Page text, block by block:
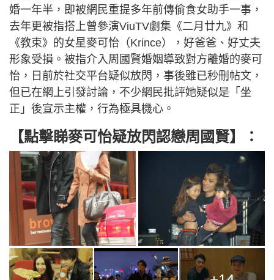
婚一年半，即被網民重提多年前傳偷食女助手一事，
去年更被指搭上曾參演ViuTV劇集《二月廿九》和
《教束》的女星麥可怡（Krince），好爸爸、好丈夫
形象受損。被指介入周國賢婚姻導致對方離婚的麥可
怡，日前於社交平台疑似放閃，事後雖已秒刪帖文，
但已在網上引發討論，不少網民批評她疑似是「坐
正」後宣示主權，行為極具機心。
【點擊睇麥可怡疑放閃認戀周國賢】：